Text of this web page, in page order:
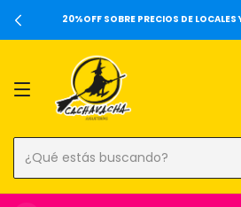
20%OFF SOBRE PRECIOS DE LOCALES Y